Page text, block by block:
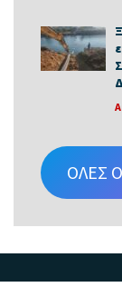
ΟΛΕΣ